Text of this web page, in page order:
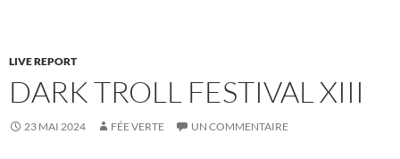
LIVE REPORT
DARK TROLL FESTIVAL XIII
23 MAI 2024 FÉE VERTE UN COMMENTAIRE